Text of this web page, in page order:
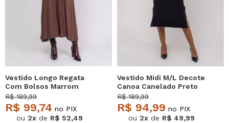
Vestido Longo Regata
Com Bolsos Marrom
Salvatore
R$ 189,99
R$ 99,74 no PIX
ou 2x de R$ 52,49
Vestido Midi M/L Decote
Canoa Canelado Preto
Salvatore
R$ 189,99
R$ 94,99 no PIX
ou 2x de R$ 49,99